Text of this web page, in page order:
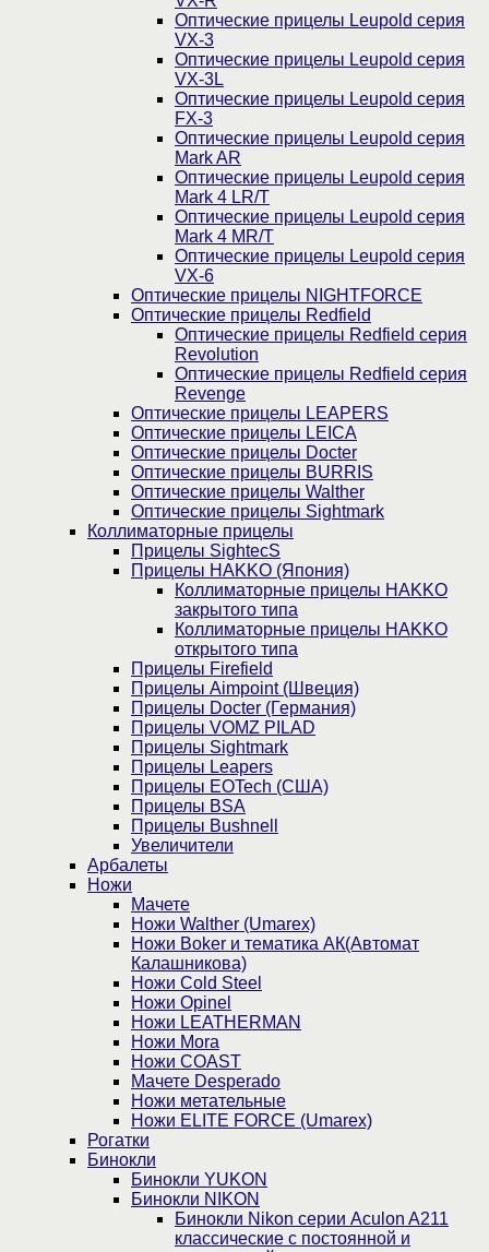
Оптические прицелы Leupold серия
VX-3
Оптические прицелы Leupold серия
VX-3L
Оптические прицелы Leupold серия
FX-3
Оптические прицелы Leupold серия
Mark AR
Оптические прицелы Leupold серия
Mark 4 LR/T
Оптические прицелы Leupold серия
Mark 4 MR/T
Оптические прицелы Leupold серия
VX-6
Оптические прицелы NIGHTFORCE
Оптические прицелы Redfield
Оптические прицелы Redfield серия
Revolution
Оптические прицелы Redfield серия
Revenge
Оптические прицелы LEAPERS
Оптические прицелы LEICA
Оптические прицелы Docter
Оптические прицелы BURRIS
Оптические прицелы Walther
Оптические прицелы Sightmark
Коллиматорные прицелы
Прицелы SightecS
Прицелы HAKKO (Япония)
Коллиматорные прицелы HAKKO
закрытого типа
Коллиматорные прицелы HAKKO
открытого типа
Прицелы Firefield
Прицелы Aimpoint (Швеция)
Прицелы Docter (Германия)
Прицелы VOMZ PILAD
Прицелы Sightmark
Прицелы Leapers
Прицелы EOTech (США)
Прицелы BSA
Прицелы Bushnell
Увеличители
Арбалеты
Ножи
Мачете
Ножи Walther (Umarex)
Ножи Boker и тематика АК(Автомат
Калашникова)
Ножи Cold Steel
Ножи Opinel
Ножи LEATHERMAN
Ножи Mora
Ножи COAST
Мачете Desperado
Ножи метательные
Ножи ELITE FORCE (Umarex)
Рогатки
Бинокли
Бинокли YUKON
Бинокли NIKON
Бинокли Nikon серии Aculon A211
классические с постоянной и